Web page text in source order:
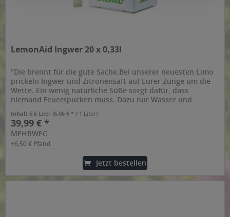
LemonAid Ingwer 20 x 0,33l
"Die brennt für die gute Sache.Bei unserer neuesten Limo
prickeln Ingwer und Zitronensaft auf Eurer Zunge um die
Wette. Ein wenig natürliche Süße sorgt dafür, dass
niemand Feuerspucken muss. Dazu nur Wasser und
Inhalt6.6 Liter(6,06 € * / 1 Liter)
39,99 € *
MEHRWEG
+6,50 € Pfand
Jetzt bestellen